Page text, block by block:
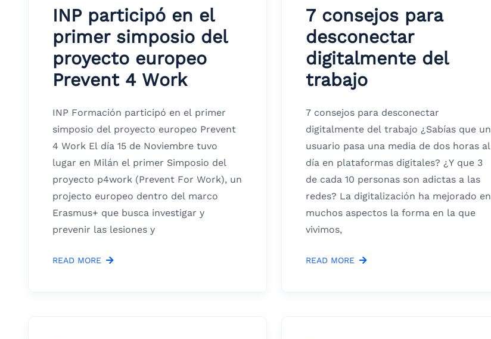
INP participó en el
primer simposio del
proyecto europeo
Prevent 4 Work
INP Formación participó en el primer
simposio del proyecto europeo Prevent
4 Work El día 15 de Noviembre tuvo
lugar en Milán el primer Simposio del
proyecto p4work (Prevent For Work), un
projecto europeo dentro del marco
Erasmus+ que busca investigar y
prevenir las lesiones y
READ MORE
7 consejos para
desconectar
digitalmente del
trabajo
7 consejos para desconectar
digitalmente del trabajo ¿Sabías que un
usuario pasa una media de dos horas al
día en plataformas digitales? ¿Y que 3
de cada 10 personas son adictas a las
redes? La digitalización ha mejorado en
muchos aspectos la forma en la que
vivimos,
READ MORE